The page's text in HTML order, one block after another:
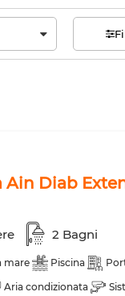
Diab
2 Bagni
mare Piscina
Aria condizionata